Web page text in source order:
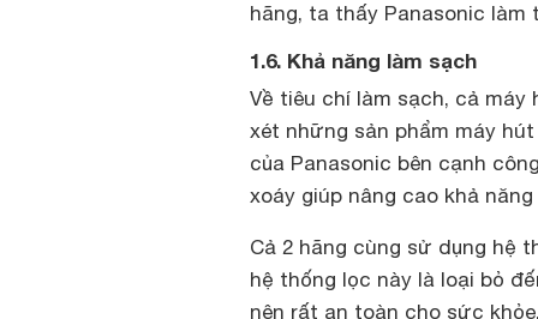
hãng, ta thấy Panasonic
1.6. Khả năng làm sạch
Về tiêu chí làm sạch, cả
xét những sản phẩm máy
của Panasonic bên cạnh
xoáy giúp nâng cao khả
Cả 2 hãng cùng sử dụng hệ
hệ thống lọc này là loại bỏ
nên rất an toàn cho sức